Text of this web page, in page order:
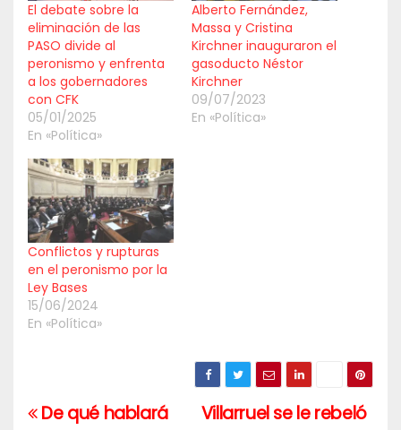
El debate sobre la
eliminación de las
PASO divide al
peronismo y enfrenta
a los gobernadores
con CFK
05/01/2025
En «Política»
Alberto Fernández,
Massa y Cristina
Kirchner inauguraron el
gasoducto Néstor
Kirchner
09/07/2023
En «Política»
Conflictos y rupturas
en el peronismo por la
Ley Bases
15/06/2024
En «Política»
Navegación
Villarruel se le rebeló
De qué hablará